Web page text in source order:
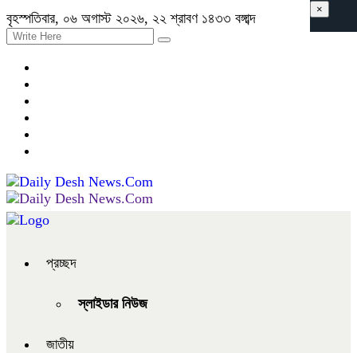
বৃহস্পতিবার, ০৬ অগাস্ট ২০২৬, ২২ শ্রাবণ ১৪৩৩ বঙ্গাব্দ
প্রচ্ছদ
স্লাইডার নিউজ
জাতীয়
×